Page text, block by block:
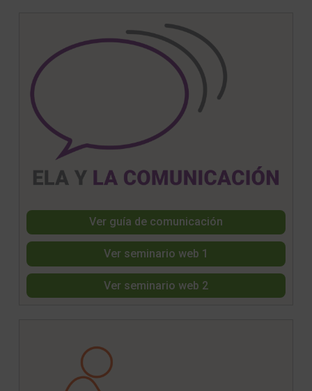
Ver guía de comunicación
Ver seminario web 1
Ver seminario web 2